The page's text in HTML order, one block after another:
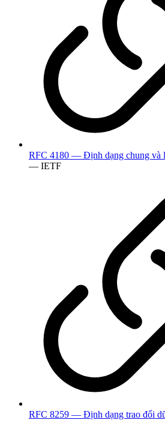
RFC 4180 — Định dạng chung và
— IETF
RFC 8259 — Định dạng trao đổi